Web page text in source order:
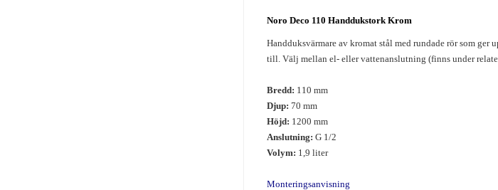
Noro Deco 110 Handdukstork Krom
Handduksvärmare av kromat stål med rundade rör som
till. Välj mellan el- eller vattenanslutning (finns under
Bredd: 110 mm
Djup: 70 mm
Höjd: 1200 mm
Anslutning: G 1/2
Volym: 1,9 liter
Monteringsanvisning